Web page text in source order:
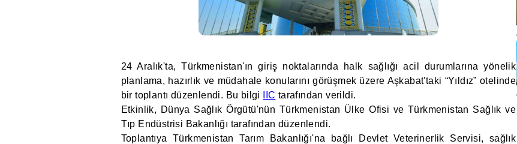
24 Aralık'ta, Türkmenistan'ın giriş noktalarında halk sağlığı acil durumlarına yönelik
planlama, hazırlık ve müdahale konularını görüşmek üzere Aşkabat'taki “Yıldız” otelinde
bir toplantı düzenlendi. Bu bilgi
IIC tarafından verildi.
Etkinlik, Dünya Sağlık Örgütü'nün Türkmenistan Ülke Ofisi ve Türkmenistan Sağlık ve
Tıp Endüstrisi Bakanlığı tarafından düzenlendi.
Toplantıya Türkmenistan Tarım Bakanlığı'na bağlı Devlet Veterinerlik Servisi, sağlık